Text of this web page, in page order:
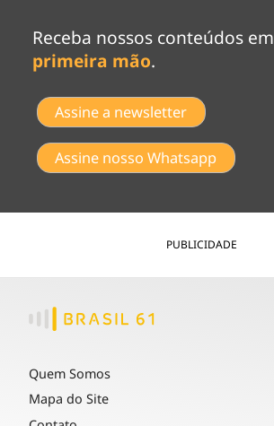
Receba nossos conteúdos em
primeira mão.
Assine a newsletter
Assine nosso Whatsapp
PUBLICIDADE
Quem Somos
Mapa do Site